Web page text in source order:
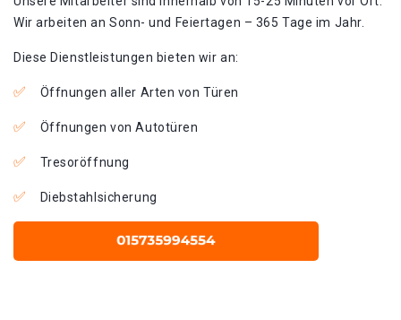
Wir arbeiten an Sonn- und Feiertagen – 365 Tage im Jahr.
Diese Dienstleistungen bieten wir an:
Öffnungen aller Arten von Türen
Öffnungen von Autotüren
Tresoröffnung
Diebstahlsicherung